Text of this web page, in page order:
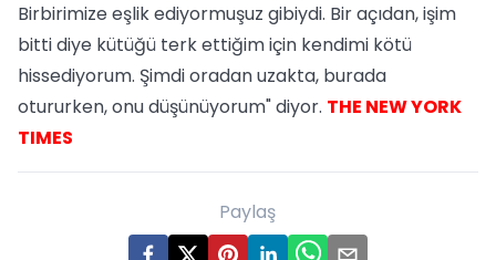
Birbirimize eşlik ediyormuşuz gibiydi. Bir açıdan, işim
bitti diye kütüğü terk ettiğim için kendimi kötü
hissediyorum. Şimdi oradan uzakta, burada
otururken, onu düşünüyorum" diyor. THE NEW YORK
TIMES
Paylaş